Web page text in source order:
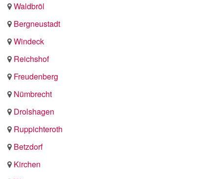
Waldbröl
Bergneustadt
Windeck
Reichshof
Freudenberg
Nümbrecht
Drolshagen
Ruppichteroth
Betzdorf
Kirchen